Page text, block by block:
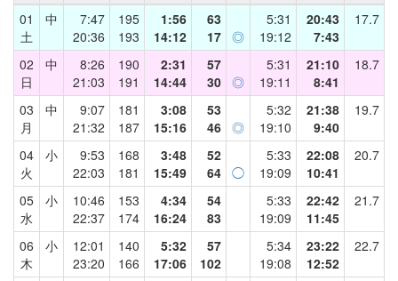
01
土
中
7:47
20:36
195
193
1:56
14:12
63
17 ◎
5:31
19:12
20:43
7:43
17.7
02
日
中
8:26
21:03
190
191
2:31
14:44
57
30 ◎
5:31
19:11
21:10
8:41
18.7
03
月
中
9:07
21:32
181
187
3:08
15:16
53
46 ◎
5:32
19:10
21:38
9:40
19.7
04
火
小
9:53
22:03
168
181
3:48
15:49
52
64 ◯
5:33
19:09
22:08
10:41
20.7
05
水
小
10:46
22:37
153
174
4:34
16:24
54
83
5:33
19:09
22:42
11:45
21.7
06
木
小
12:01
23:20
140
166
5:32
17:06
57
102
5:34
19:08
23:22
12:52
22.7